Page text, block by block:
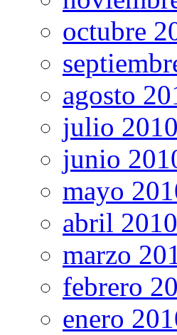
octubre
agosto
julio 2010
junio
mayo
abril 2010
marzo
febrero
enero